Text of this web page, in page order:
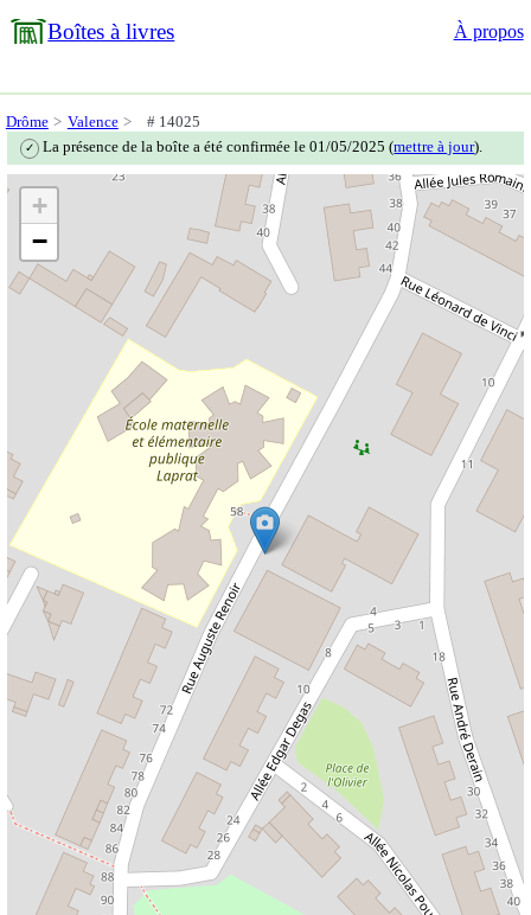
Boîtes à livres À propos
Drôme Valence # 14025
✓ La présence de la boîte a été confirmée le 01/05/2025 (mettre à jour).
+
−